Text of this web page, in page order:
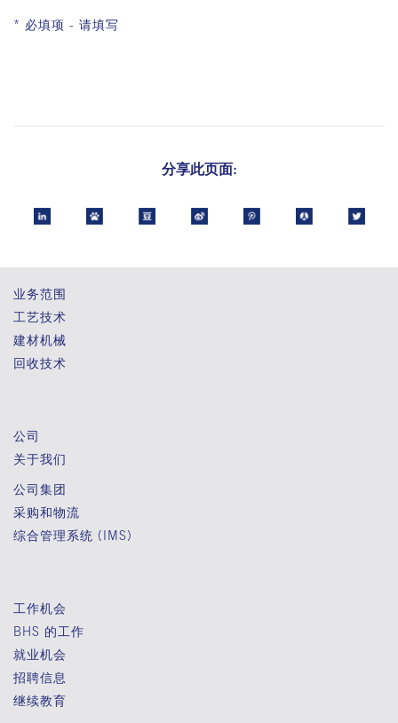
* 必填项 - 请填写
分享此页面:
业务范围
工艺技术
建材机械
回收技术
公司
关于我们
公司集团
采购和物流
综合管理系统 (IMS)
工作机会
BHS 的工作
就业机会
招聘信息
继续教育